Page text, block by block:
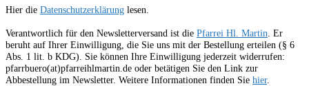
Hier die Datenschutzerklärung lesen.
Verantwortlich für den Newsletterversand ist die Pfarrei Hl. Martin . Er
beruht auf Ihrer Einwilligung, die Sie uns mit der Bestellung erteilen (§ 6
Abs. 1 lit. b KDG). Sie können Ihre Einwilligung jederzeit widerrufen:
pfarrbuero(at)pfarreihlmartin.de oder betätigen Sie den Link zur
Abbestellung im Newsletter. Weitere Informationen finden Sie hier.